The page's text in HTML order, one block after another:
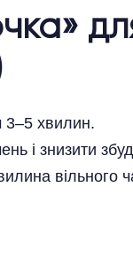
3–5 хвилин.
і знизити
вільного